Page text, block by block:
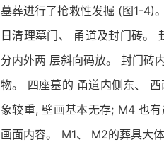
墓葬进行了抢救性发掘 (图1-4)
日清理墓门、 甬道及封门砖。
分内外两 层斜向码放。 封门砖
物。 四座墓的 甬道内侧东、
象较重, 壁画基本无存; M4 也
画面内容。 M1、 M2的葬具大